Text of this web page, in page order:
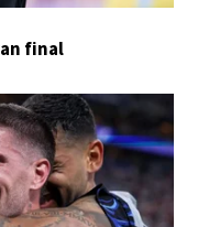
final